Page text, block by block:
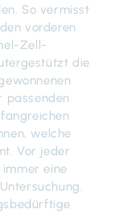
So vermisst
vorderen
Zell-
die
passenden
welche
Vor jeder
eine